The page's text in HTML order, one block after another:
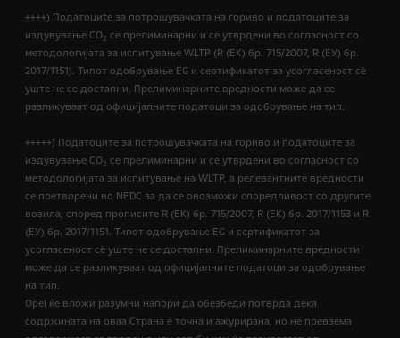
++++) Податоциte за потрошувачката на гориво и податоците за
издувување CO2 се прелиминарни и се утврдени во согласност со
методологијата за испитување WLTP (R (EК) бр. 715/2007, R (ЕУ) бр.
2017/1151). Типот одобрување EG и сертификатот за усогласеност сѐ
уште не се достапни. Прелиминарните вредности може да се
разликуваат од официјалните податоци за одобрување на тип.
+++++) Податоците за потрошувачката на гориво и податоците за
издувување CO2 се прелиминарни и се утврдени во согласност со
методологијата за испитување на WLTP, а релевантните вредности
се претворени во NEDC за да се овозможи споредливост со другите
возила, според прописите R (EК) бр. 715/2007, R (ЕК) бр. 2017/1153 и R
(ЕУ) бр. 2017/1151. Типот одобрување EG и сертификатот за
усогласеност сѐ уште не се достапни. Прелиминарните вредности
може да се разликуваат од официјалните податоци за одобрување
на тип.
Opel ќе вложи разумни напори да обезбеди потврда дека
содржината на оваа Страна е точна и ажурирана, но не превзема